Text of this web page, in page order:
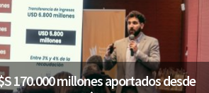
170.000 millones aportados desde